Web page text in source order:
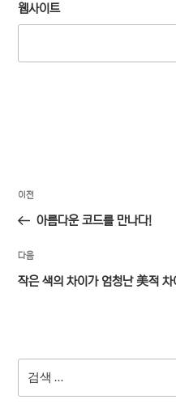
웹사이트
글
색
이
전
이전
아름다운 코드를 만나다!
다
음
다음
작은 색의 차이가 엄청난 美적
색: